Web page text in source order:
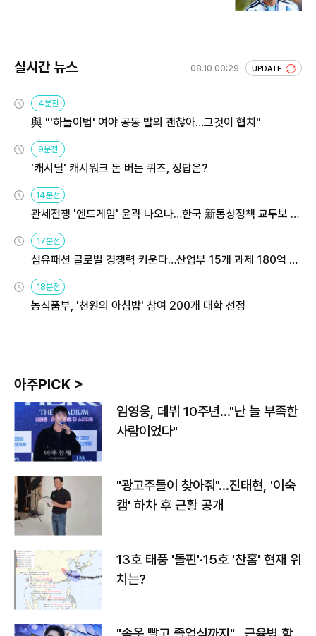
실시간 뉴스 08.10 00:29 UPDATE
4분전
與 "'하늘이법' 여야 공동 발의 괜찮아…그것이 협치"
9분전
'캐시딜' 캐시워크 돈 버는 퀴즈, 정답은?
14분전
관세전쟁 '엔드게임' 윤곽 나오나…한국 新통상정책 교두보 활
17분전
섬유패션 글로벌 경쟁력 키운다…산업부 15개 과제 180억 지
18분전
농식품부, '천원의 아침밥' 참여 200개 대학 선정
아주PICK >
임영웅, 데뷔 10주년…"난 늘 부족한
사람이었다"
"광고주들이 찾아줘"…진태현, '이숙
캠' 하차 후 근황 공개
13호 태풍 '돌핀'·15호 '찬홈' 현재 위
치는?